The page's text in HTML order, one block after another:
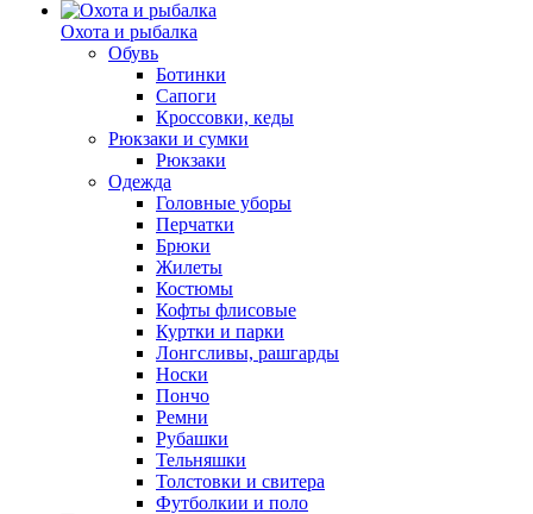
Охота и рыбалка
Обувь
Ботинки
Сапоги
Кроссовки, кеды
Рюкзаки и сумки
Рюкзаки
Одежда
Головные уборы
Перчатки
Брюки
Жилеты
Костюмы
Кофты флисовые
Куртки и парки
Лонгсливы, рашгарды
Носки
Пончо
Ремни
Рубашки
Тельняшки
Толстовки и свитера
Футболкии и поло